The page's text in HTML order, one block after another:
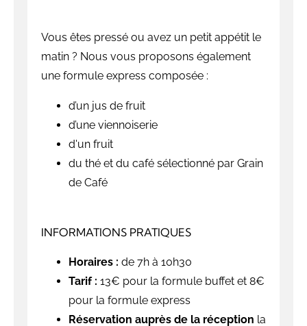
Vous êtes pressé ou avez un petit appétit le
matin ? Nous vous proposons également
une formule express composée :
d’un jus de fruit
d’une viennoiserie
d'un fruit
du thé et du café sélectionné par Grain
de Café
INFORMATIONS PRATIQUES
Horaires : de 7h à 10h30
Tarif : 13€ pour la formule buffet et 8€
pour la formule express
Réservation auprès de la réception la